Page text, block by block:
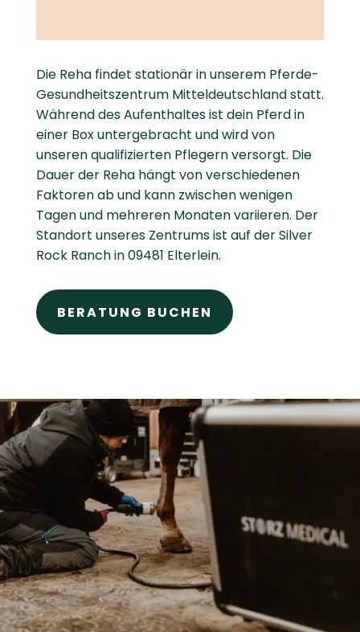
Die Reha findet stationär in unserem Pferde-
Gesundheitszentrum Mitteldeutschland statt.
Während des Aufenthaltes ist dein Pferd in
einer Box untergebracht und wird von
unseren qualifizierten Pflegern versorgt. Die
Dauer der Reha hängt von verschiedenen
Faktoren ab und kann zwischen wenigen
Tagen und mehreren Monaten variieren. Der
Standort unseres Zentrums ist auf der Silver
Rock Ranch in 09481 Elterlein.
BERATUNG BUCHEN